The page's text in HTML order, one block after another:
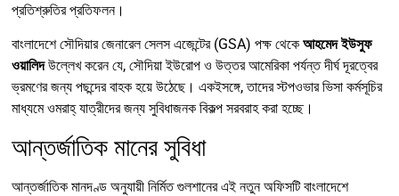
প্রতিশ্রুতির প্রতিফলন।
বাংলাদেশে সৌদিয়ার জেনারেল সেলস এজেন্টের (GSA) পক্ষ থেকে আহমেদ ইউসুফ
ওয়ালিদউল্লেখ করেন যে, সৌদিয়া ইউরোপ ও উত্তর আমেরিকা পর্যন্ত দীর্ঘ দূরত্বের
ভ্রমণের জন্য পছন্দের বাহক হয়ে উঠেছে। একইসঙ্গে, তাদের স্টপওভার ভিসা কর্মসূচির
মাধ্যমে ওমরাহ্ যাত্রীদের জন্য সুবিধাজনক বিকল্প সরবরাহ করা হচ্ছে।
আন্তর্জাতিক মানের সুবিধা
আন্তর্জাতিক মানদণ্ড অনুযায়ী নির্মিত গুলশানের এই নতুন অফিসটি বাংলাদেশে